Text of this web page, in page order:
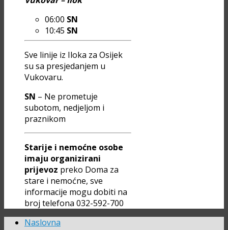
06:00 SN
10:45 SN
Sve linije iz Iloka za Osijek
su sa presjedanjem u
Vukovaru.
SN – Ne prometuje
subotom, nedjeljom i
praznikom
Starije i nemoćne osobe
imaju organizirani
prijevoz preko Doma za
stare i nemoćne, sve
informacije mogu dobiti na
broj telefona 032-592-700
Naslovna